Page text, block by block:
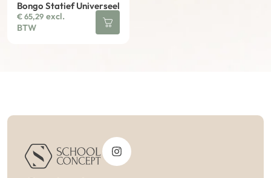
Bongo Statief Universeel
€65,29 excl.
BTW